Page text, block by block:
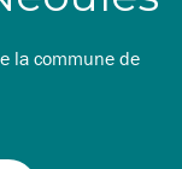
la commune de